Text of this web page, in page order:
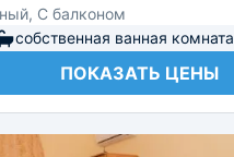
С балконом
собственная ванная комната
ПОКАЗАТЬ ЦЕНЫ